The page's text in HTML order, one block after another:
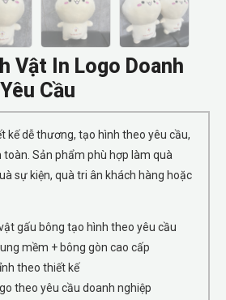
Vật In Logo Doanh
Cầu
kế dễ thương, tạo hình theo yêu cầu,
Sản phẩm phù hợp làm quà
sự kiện, quà tri ân khách hàng hoặc
gấu bông tạo hình theo yêu cầu
mềm + bông gòn cao cấp
theo thiết kế
theo yêu cầu doanh nghiệp